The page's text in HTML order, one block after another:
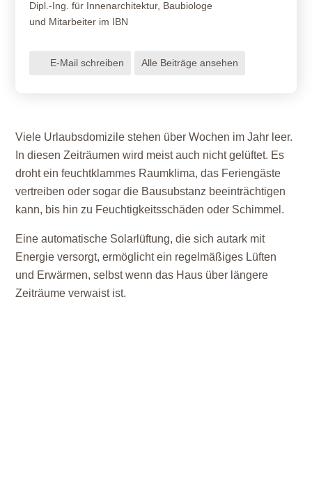
Dipl.-Ing. für Innenarchitektur, Baubiologe
und Mitarbeiter im IBN
E-Mail schreiben Alle Beiträge ansehen
Viele Urlaubsdomizile stehen über Wochen im Jahr leer.
In diesen Zeiträumen wird meist auch nicht gelüftet. Es
droht ein feuchtklammes Raumklima, das Feriengäste
vertreiben oder sogar die Bausubstanz beeinträchtigen
kann, bis hin zu Feuchtigkeitsschäden oder Schimmel.
Eine automatische Solarlüftung, die sich autark mit
Energie versorgt, ermöglicht ein regelmäßiges Lüften
und Erwärmen, selbst wenn das Haus über längere
Zeiträume verwaist ist.